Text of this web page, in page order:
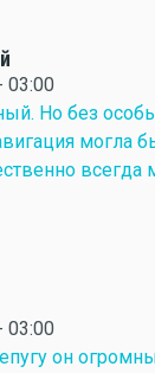
03:00
Но без
могла
03:00
он